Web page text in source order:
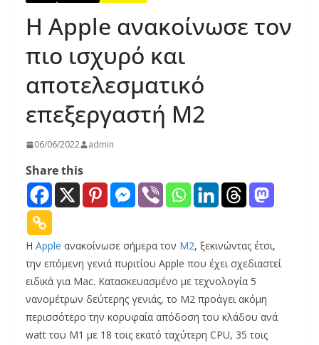
Η Apple ανακοίνωσε τον
πιο ισχυρό και
αποτελεσματικό
επεξεργαστή M2
06/06/2022 admin
Share this
Η Apple ανακοίνωσε σήμερα τον M2, ξεκινώντας έτσι,
την επόμενη γενιά πυριτίου Apple που έχει σχεδιαστεί
ειδικά για Mac. Κατασκευασμένο με τεχνολογία 5
νανομέτρων δεύτερης γενιάς, το M2 προάγει ακόμη
περισσότερο την κορυφαία απόδοση του κλάδου ανά
watt του M1 με 18 τοις εκατό ταχύτερη CPU, 35 τοις